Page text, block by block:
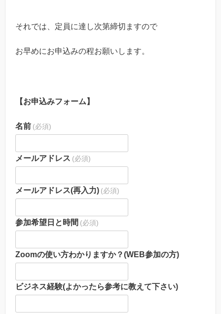
それでは、定員に達し次第締切ますので
お早めにお申込みの程お願いします。
【お申込みフォーム】
名前 (必須)
メールアドレス (必須)
メールアドレス(再入力) (必須)
参加希望日と時間 (必須)
Zoomの使い方わかりますか？(WEB参加の方)
ビジネス経験(よかったら参考に教えて下さい)